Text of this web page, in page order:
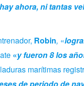
ahora, ni tantas
Robin, «
«y fueron 8 los
marítimas
de periodo de